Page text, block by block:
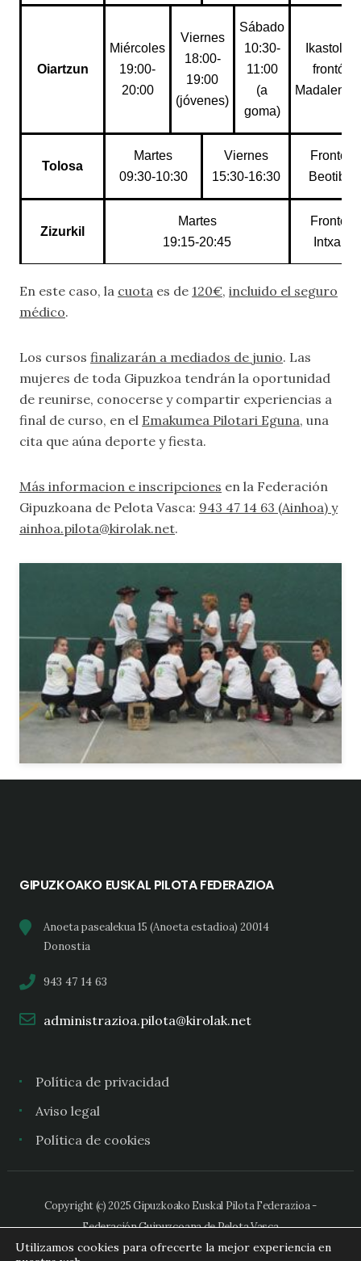
Oiartzun
Miércoles
19:00-
20:00
Viernes
18:00-
19:00
(jóvenes)
Sábado
10:30-
11:00
(a
goma)
Ikastola y
frontón
Tolosa
Martes
09:30-10:30
Viernes
15:30-16:30
Frontón
Beotibar
Zizurkil
Martes
19:15-20:45
Frontón
Intxaur
En este caso, la cuota es de 120€, incluido el seguro
médico.
Los cursos finalizarán a mediados de junio. Las
mujeres de toda Gipuzkoa tendrán la oportunidad
de reunirse, conocerse y compartir experiencias a
final de curso, en el Emakumea Pilotari Eguna, una
cita que aúna deporte y fiesta.
Más informacion e inscripciones en la Federación
Gipuzkoana de Pelota Vasca: 943 47 14 63 (Ainhoa) y
ainhoa.pilota@kirolak.net.
GIPUZKOAKO EUSKAL PILOTA FEDERAZIOA
Anoeta pasealekua 15 (Anoeta estadioa) 20014
Donostia
943 47 14 63
administrazioa.pilota@kirolak.net
Política de privacidad
Aviso legal
Política de cookies
Copyright (c) 2025 Gipuzkoako Euskal Pilota Federazioa -
Federación Guipuzcoana de Pelota Vasca
Utilizamos cookies para ofrecerte la mejor experiencia en